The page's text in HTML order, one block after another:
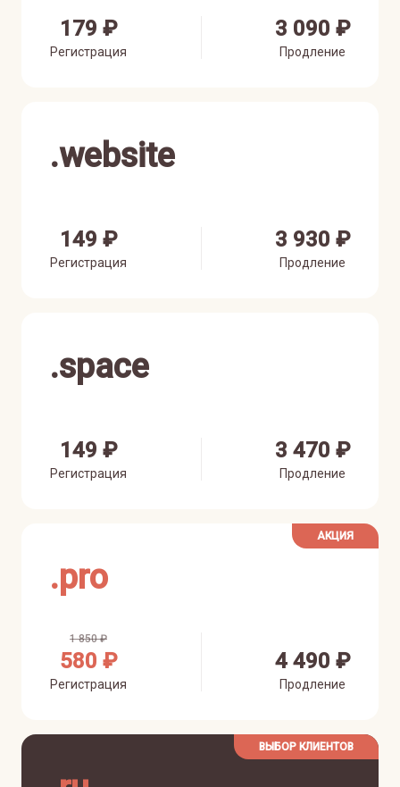
179 ₽
Регистрация
3 090 ₽
Продление
.website
149 ₽
Регистрация
3 930 ₽
Продление
.space
149 ₽
Регистрация
3 470 ₽
Продление
АКЦИЯ
.pro
1 850 ₽
580 ₽
Регистрация
4 490 ₽
Продление
ВЫБОР КЛИЕНТОВ